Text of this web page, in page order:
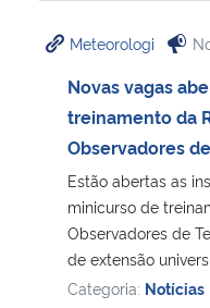
Meteorologi
Novas vagas
treinamento da
Observadores
Estão abertas as
minicurso de
Observadores de
de extensão
Categoria: Notícias